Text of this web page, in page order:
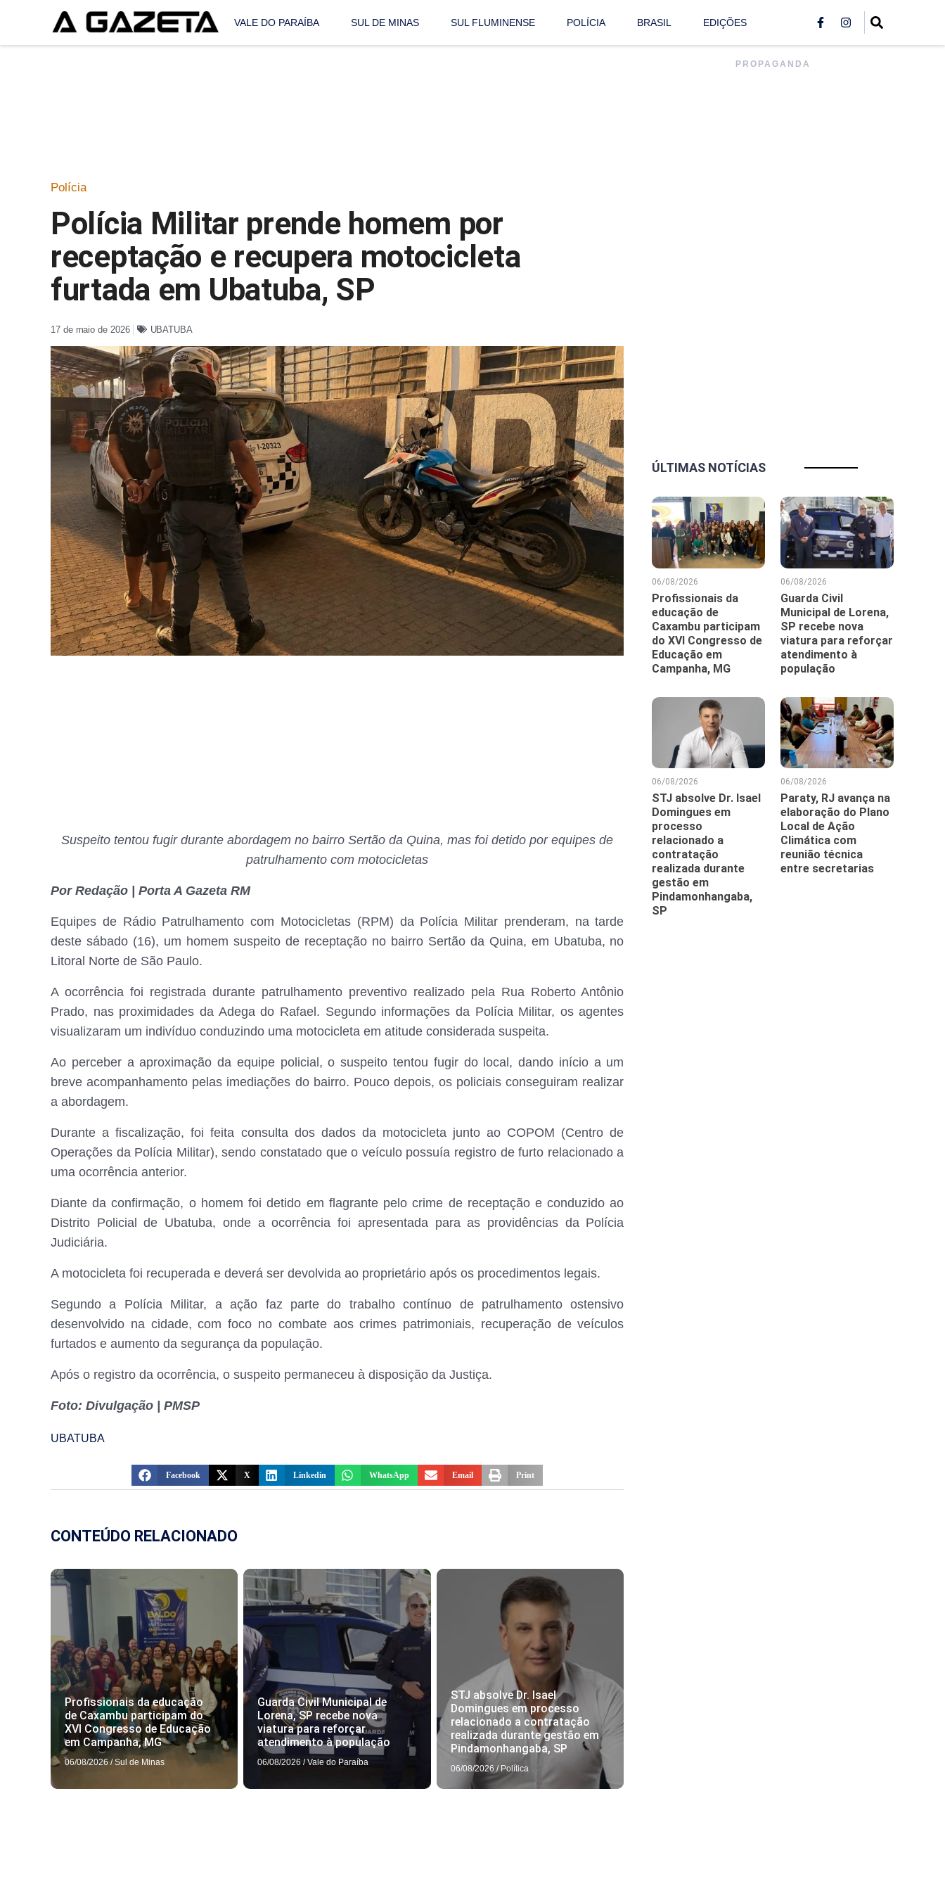
VALE DO PARAÍBA SUL DE MINAS SUL FLUMINENSE POLÍCIA BRASIL EDIÇÕES
Polícia
Polícia Militar prende homem por
receptação e recupera motocicleta
furtada em Ubatuba, SP
17 de maio de 2026 UBATUBA
Suspeito tentou fugir durante abordagem no bairro Sertão da Quina, mas foi detido por equipes de
patrulhamento com motocicletas
Por Redação | Porta A Gazeta RM
Equipes de Rádio Patrulhamento com Motocicletas (RPM) da Polícia Militar prenderam, na tarde
deste sábado (16), um homem suspeito de receptação no bairro Sertão da Quina, em Ubatuba, no
Litoral Norte de São Paulo.
A ocorrência foi registrada durante patrulhamento preventivo realizado pela Rua Roberto Antônio
Prado, nas proximidades da Adega do Rafael. Segundo informações da Polícia Militar, os agentes
visualizaram um indivíduo conduzindo uma motocicleta em atitude considerada suspeita.
Ao perceber a aproximação da equipe policial, o suspeito tentou fugir do local, dando início a um
breve acompanhamento pelas imediações do bairro. Pouco depois, os policiais conseguiram realizar
a abordagem.
Durante a fiscalização, foi feita consulta dos dados da motocicleta junto ao COPOM (Centro de
Operações da Polícia Militar), sendo constatado que o veículo possuía registro de furto relacionado a
uma ocorrência anterior.
Diante da confirmação, o homem foi detido em flagrante pelo crime de receptação e conduzido ao
Distrito Policial de Ubatuba, onde a ocorrência foi apresentada para as providências da Polícia
Judiciária.
A motocicleta foi recuperada e deverá ser devolvida ao proprietário após os procedimentos legais.
Segundo a Polícia Militar, a ação faz parte do trabalho contínuo de patrulhamento ostensivo
desenvolvido na cidade, com foco no combate aos crimes patrimoniais, recuperação de veículos
furtados e aumento da segurança da população.
Após o registro da ocorrência, o suspeito permaneceu à disposição da Justiça.
Foto: Divulgação | PMSP
UBATUBA
Facebook X Linkedin WhatsApp Email Print
CONTEÚDO RELACIONADO
Profissionais da educação
de Caxambu participam do
XVI Congresso de Educação
em Campanha, MG
06/08/2026 / Sul de Minas
Guarda Civil Municipal de
Lorena, SP recebe nova
viatura para reforçar
atendimento à população
06/08/2026 / Vale do Paraíba
STJ absolve Dr. Isael
Domingues em processo
relacionado a contratação
realizada durante gestão em
Pindamonhangaba, SP
06/08/2026 / Política
PROPAGANDA
ÚLTIMAS NOTÍCIAS
06/08/2026
Profissionais da
educação de
Caxambu participam
do XVI Congresso de
Educação em
Campanha, MG
06/08/2026
Guarda Civil
Municipal de Lorena,
SP recebe nova
viatura para reforçar
atendimento à
população
06/08/2026
STJ absolve Dr. Isael
Domingues em
processo
relacionado a
contratação
realizada durante
gestão em
Pindamonhangaba,
SP
06/08/2026
Paraty, RJ avança na
elaboração do Plano
Local de Ação
Climática com
reunião técnica
entre secretarias